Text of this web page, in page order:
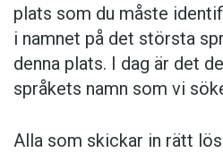
plats som du måste
i namnet på det största
denna plats. I dag är det
språkets namn som vi
Alla som skickar in rätt